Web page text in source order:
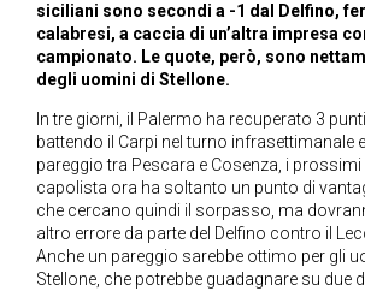
siciliani sono secondi a -1 dal Delfino,
calabresi, a caccia di un’altra impresa
campionato. Le quote, però, sono
degli uomini di Stellone.
In tre giorni, il Palermo ha recuperato 3
battendo il Carpi nel turno infrasettimanale
pareggio tra Pescara e Cosenza, i prossimi
capolista ora ha soltanto un punto di
che cercano quindi il sorpasso, ma
altro errore da parte del Delfino contro il
Anche un pareggio sarebbe ottimo per gli
Stellone, che potrebbe guadagnare su due